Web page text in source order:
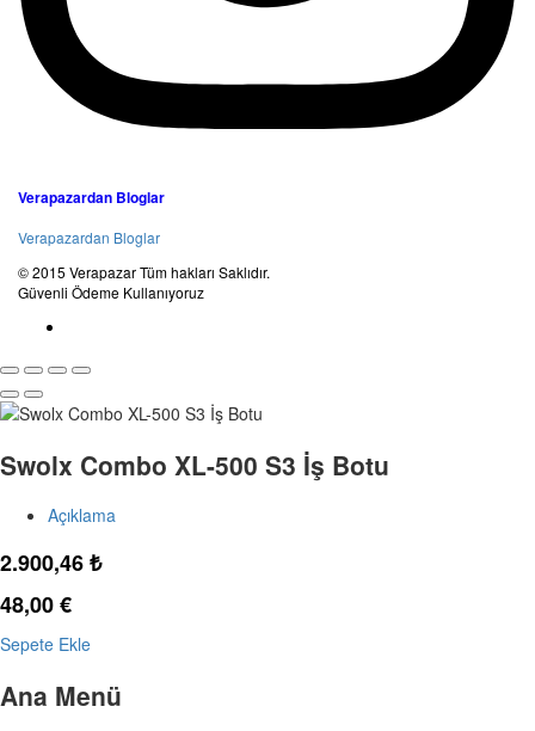
Verapazardan Bloglar
Verapazardan Bloglar
© 2015 Verapazar Tüm hakları Saklıdır.
Güvenli Ödeme Kullanıyoruz
Swolx Combo XL-500 S3 İş Botu
Açıklama
2.900,46₺
48,00€
Sepete Ekle
Ana Menü